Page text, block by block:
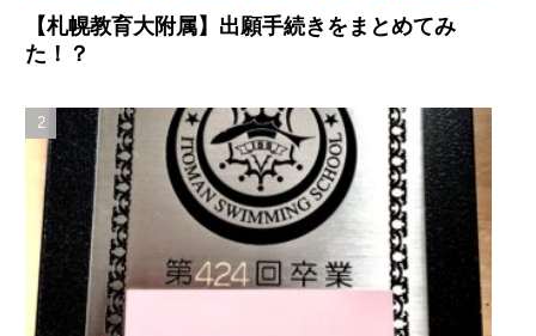
【札幌教育大附属】出願手続きをまとめてみ
た！？